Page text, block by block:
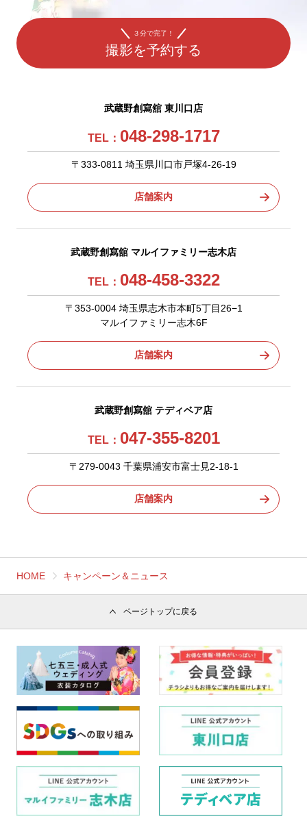
３分で完了！
撮影を予約する
武蔵野創寫舘 東川口店
TEL： 048-298-1717
〒333-0811 埼玉県川口市戸塚4-26-19
店舗案内
武蔵野創寫舘 マルイファミリー志木店
TEL： 048-458-3322
〒353-0004 埼玉県志木市本町5丁目26−1
マルイファミリー志木6F
店舗案内
武蔵野創寫舘 テディベア店
TEL： 047-355-8201
〒279-0043 千葉県浦安市富士見2-18-1
店舗案内
HOME キャンペーン＆ニュース
ページトップに戻る